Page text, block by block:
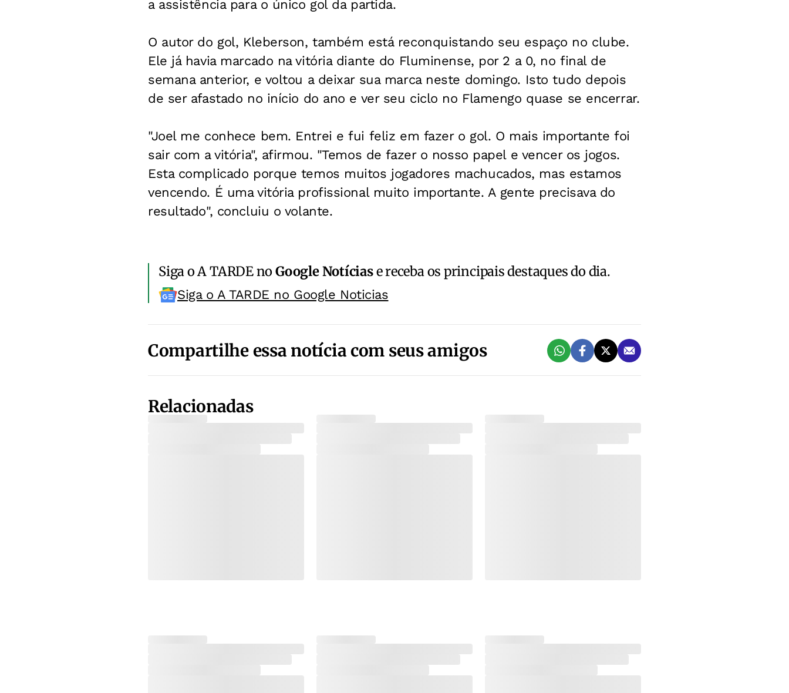
a assistência para o único gol da partida.
O autor do gol, Kleberson, também está reconquistando seu espaço no clube.
Ele já havia marcado na vitória diante do Fluminense, por 2 a 0, no final de
semana anterior, e voltou a deixar sua marca neste domingo. Isto tudo depois
de ser afastado no início do ano e ver seu ciclo no Flamengo quase se encerrar.
"Joel me conhece bem. Entrei e fui feliz em fazer o gol. O mais importante foi
sair com a vitória", afirmou. "Temos de fazer o nosso papel e vencer os jogos.
Esta complicado porque temos muitos jogadores machucados, mas estamos
vencendo. É uma vitória profissional muito importante. A gente precisava do
resultado", concluiu o volante.
Siga o A TARDE noGoogle Notíciase receba os principais destaques do dia.
Siga o A TARDE no Google Noticias
Compartilhe essa notícia com seus amigos
Relacionadas